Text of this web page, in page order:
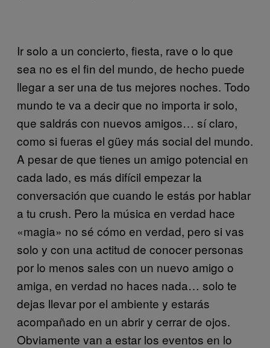
Ir solo a un concierto, fiesta, rave o lo que
sea no es el fin del mundo, de hecho puede
llegar a ser una de tus mejores noches. Todo
mundo te va a decir que no importa ir solo,
que saldrás con nuevos amigos… sí claro,
como si fueras el güey más social del mundo.
A pesar de que tienes un amigo potencial en
cada lado, es más difícil empezar la
conversación que cuando le estás por hablar
a tu crush. Pero la música en verdad hace
«magia» no sé cómo en verdad, pero si vas
solo y con una actitud de conocer personas
por lo menos sales con un nuevo amigo o
amiga, en verdad no haces nada… solo te
dejas llevar por el ambiente y estarás
acompañado en un abrir y cerrar de ojos.
Obviamente van a estar los eventos en lo